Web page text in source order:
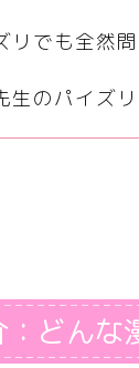
リでも全然
生のパイズ
どんな